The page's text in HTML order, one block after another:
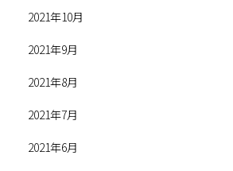
2021年10月
2021年9月
2021年8月
2021年7月
2021年6月